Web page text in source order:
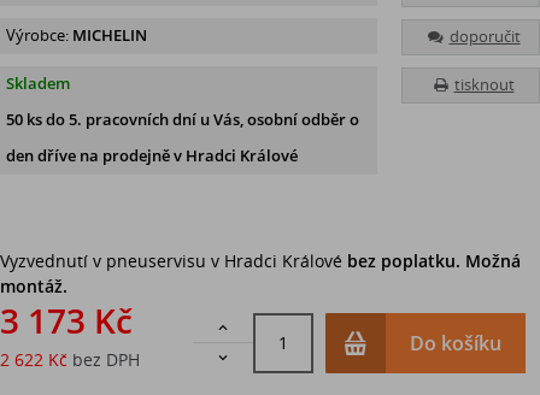
doporučit
tisknout
Výrobce: MICHELIN
Skladem
50 ksdo 5. pracovních dní u Vás, osobní odběr o
den dříve na prodejněv Hradci Králové
Vyzvednutí v pneuservisu v Hradci Králové bez poplatku. Možná
montáž.
3 173 Kč
2 622 Kč bez DPH


Do košíku